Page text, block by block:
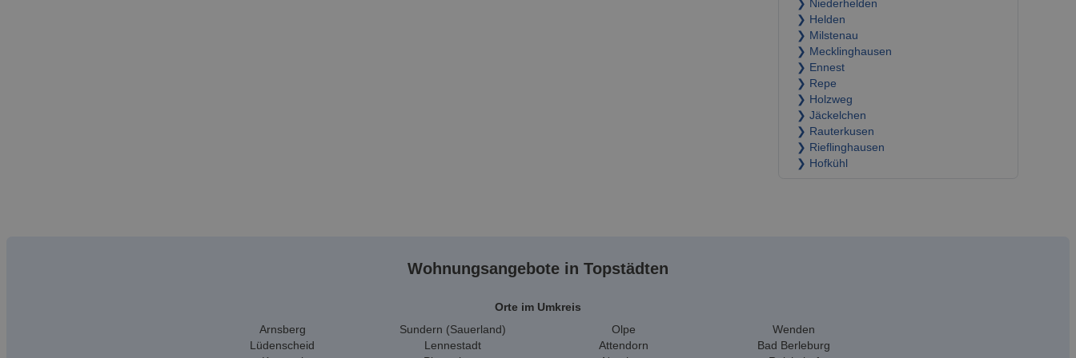
❯ Niederhelden
❯ Helden
❯ Milstenau
❯ Mecklinghausen
❯ Ennest
❯ Repe
❯ Holzweg
❯ Jäckelchen
❯ Rauterkusen
❯ Rieflinghausen
❯ Hofkühl
Wohnungsangebote in Topstädten
Orte im Umkreis
Arnsberg
Lüdenscheid
Sundern (Sauerland)
Lennestadt
Olpe
Attendorn
Wenden
Bad Berleburg